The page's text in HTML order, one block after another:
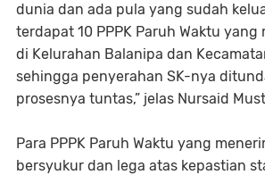
dunia dan ada pula yang sudah
terdapat 10 PPPK Paruh Waktu yang
di Kelurahan Balanipa dan
sehingga penyerahan SK-nya
prosesnya tuntas,” jelas Nursaid
Para PPPK Paruh Waktu yang
bersyukur dan lega atas kepastian